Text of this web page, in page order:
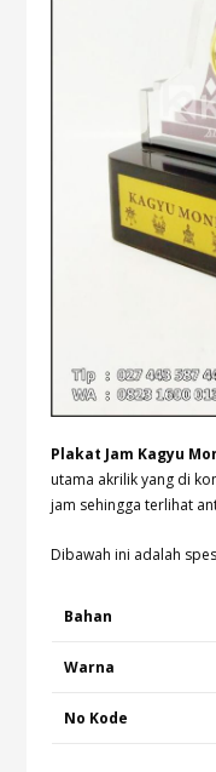
Plakat Jam Kagyu
utama akrilik yang di
jam sehingga terlihat
Dibawah ini adalah
Bahan
Warna
No Kode